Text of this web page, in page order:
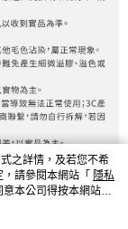
之詳情，及若您不希
請參閱本網站「 隱私
本公司得按本網站使